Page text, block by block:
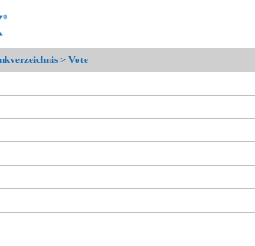
> Vote